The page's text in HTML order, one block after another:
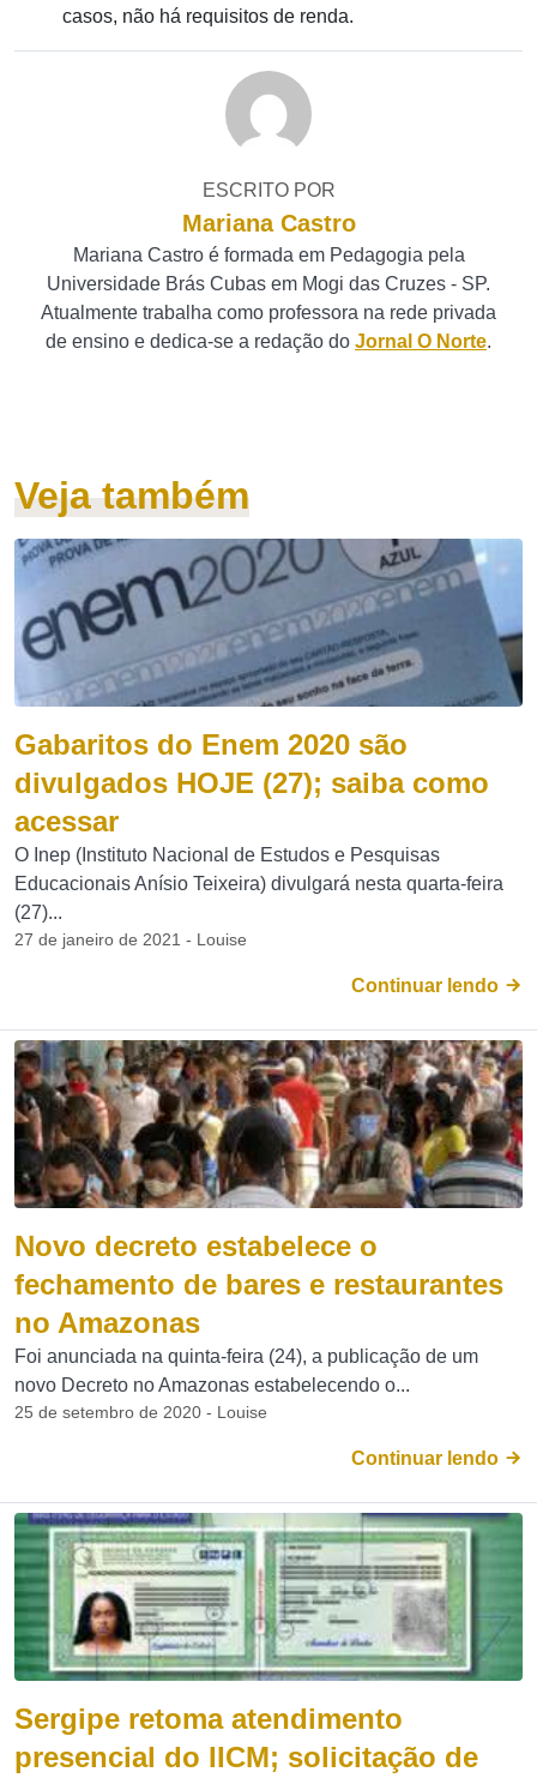
casos, não há requisitos de renda.
ESCRITO POR
Mariana Castro
Mariana Castro é formada em Pedagogia pela
Universidade Brás Cubas em Mogi das Cruzes - SP.
Atualmente trabalha como professora na rede privada
de ensino e dedica-se a redação do Jornal O Norte.
Veja também
Gabaritos do Enem 2020 são
divulgados HOJE (27); saiba como
acessar
O Inep (Instituto Nacional de Estudos e Pesquisas
Educacionais Anísio Teixeira) divulgará nesta quarta-feira
(27)...
27 de janeiro de 2021 - Louise
Continuar lendo
Novo decreto estabelece o
fechamento de bares e restaurantes
no Amazonas
Foi anunciada na quinta-feira (24), a publicação de um
novo Decreto no Amazonas estabelecendo o...
25 de setembro de 2020 - Louise
Continuar lendo
Sergipe retoma atendimento
presencial do IICM; solicitação de